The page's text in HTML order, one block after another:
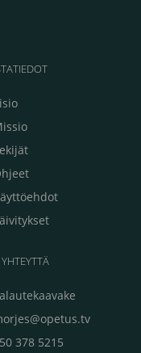
378 5215